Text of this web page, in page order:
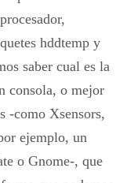
hddtemp y
saber cual es la
consola, o mejor
-como Xsensors,
ejemplo, un
o Gnome-, que